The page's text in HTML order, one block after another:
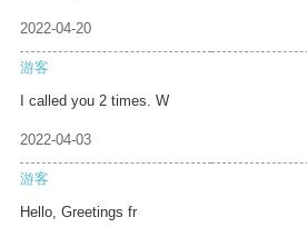
2022-04-20
游客
I called you 2 times. W
2022-04-03
游客
Hello, Greetings fr